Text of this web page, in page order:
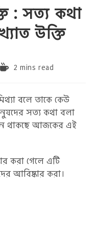
: সত্য কথা
উক্তি
Reading2 mins read
বলে তাকে কেউ
সত্য কথা বলা
থাকছে আজকের এই
করা গেলে এটি
আবিষ্কার করা।